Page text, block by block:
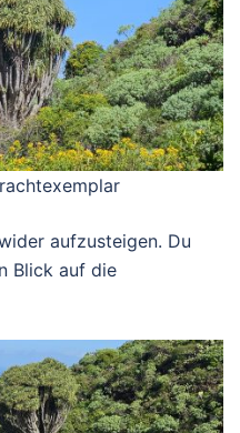
aufzusteigen. Du
Blick auf die